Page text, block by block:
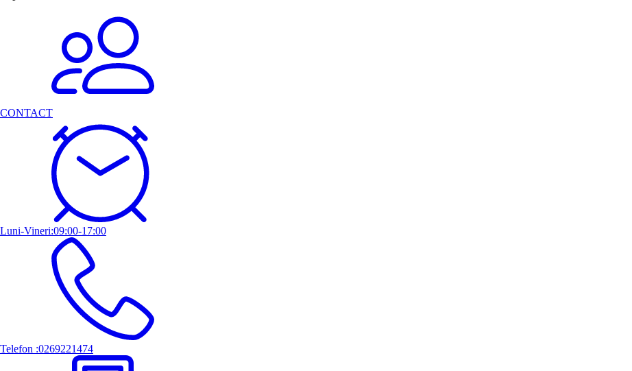
CONTACT
Luni-Vineri:09:00-17:00
Telefon :0269221474